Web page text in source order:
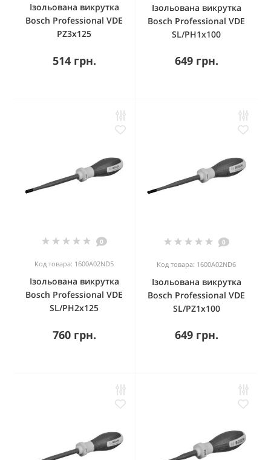
Ізольована викрутка
Bosch Professional VDE
PZ3x125
514 грн.
Ізольована викрутка
Bosch Professional VDE
SL/PH1x100
649 грн.
0
Код товара: 1600A02ND5
Ізольована викрутка
Bosch Professional VDE
SL/PH2x125
760 грн.
0
Код товара: 1600A02ND6
Ізольована викрутка
Bosch Professional VDE
SL/PZ1x100
649 грн.